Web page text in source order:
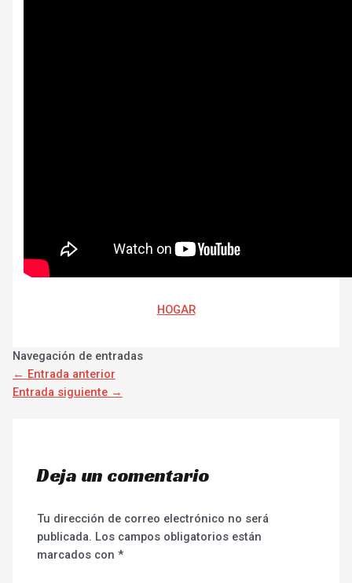
HOGAR
Navegación de entradas
← Entrada anterior
Entrada siguiente →
Deja un comentario
Tu dirección de correo electrónico no será
publicada. Los campos obligatorios están
marcados con*